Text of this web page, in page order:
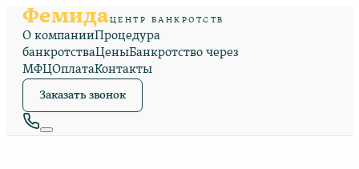
ФемидаЦЕНТР БАНКРОТСТВ
О компанииПроцедура
банкротстваЦеныБанкротство через
МФЦОплатаКонтакты
Заказать звонок